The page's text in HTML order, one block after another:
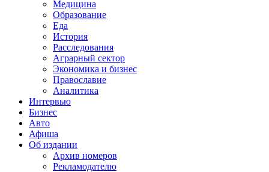
Медицина
Образование
Еда
История
Расследования
Аграрный сектор
Экономика и бизнес
Православие
Аналитика
Интервью
Бизнес
Авто
Афиша
Об издании
Архив номеров
Рекламодателю